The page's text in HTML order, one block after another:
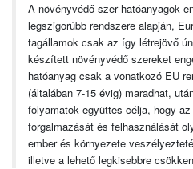
A növényvédő szer hatóanyagok
legszigorúbb rendszere alapján,
tagállamok csak az így létrejövő
készített növényvédő szereket
hatóanyag csak a vonatkozó EU
(általában 7-15 évig) maradhat,
folyamatok együttes célja, hogy
forgalmazását és felhasználását
ember és környezete
illetve a lehető legkisebbre